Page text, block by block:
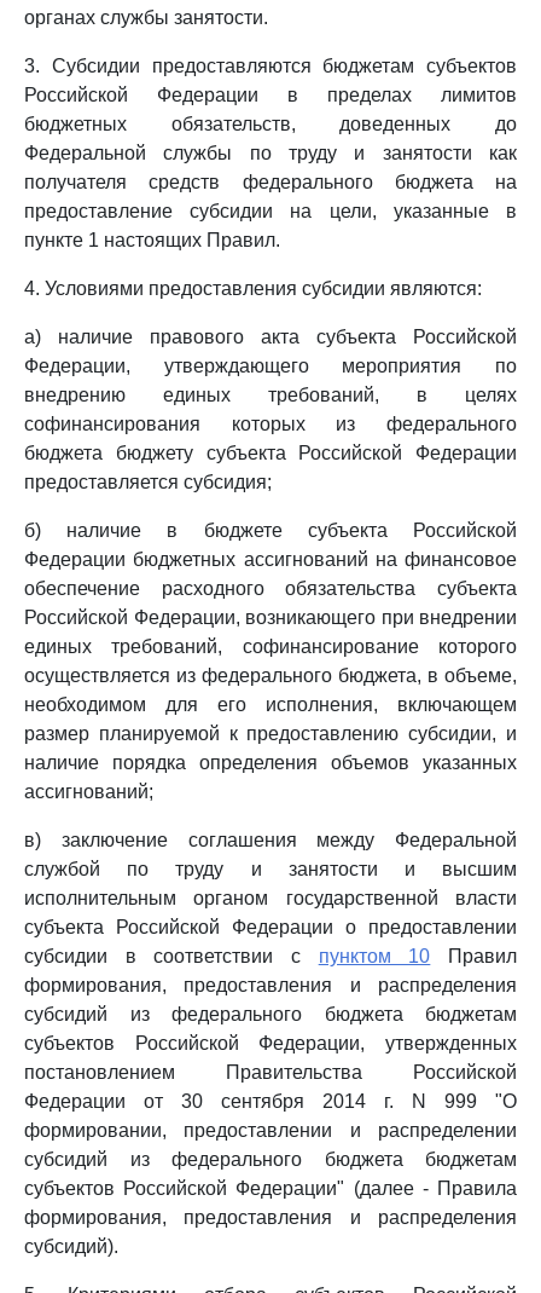
органах службы занятости.
3. Субсидии предоставляются бюджетам субъектов
Российской Федерации в пределах лимитов
бюджетных обязательств, доведенных до
Федеральной службы по труду и занятости как
получателя средств федерального бюджета на
предоставление субсидии на цели, указанные в
пункте 1 настоящих Правил.
4. Условиями предоставления субсидии являются:
а) наличие правового акта субъекта Российской
Федерации, утверждающего мероприятия по
внедрению единых требований, в целях
софинансирования которых из федерального
бюджета бюджету субъекта Российской Федерации
предоставляется субсидия;
б) наличие в бюджете субъекта Российской
Федерации бюджетных ассигнований на финансовое
обеспечение расходного обязательства субъекта
Российской Федерации, возникающего при внедрении
единых требований, софинансирование которого
осуществляется из федерального бюджета, в объеме,
необходимом для его исполнения, включающем
размер планируемой к предоставлению субсидии, и
наличие порядка определения объемов указанных
ассигнований;
в) заключение соглашения между Федеральной
службой по труду и занятости и высшим
исполнительным органом государственной власти
субъекта Российской Федерации о предоставлении
субсидии в соответствии с пунктом 10 Правил
формирования, предоставления и распределения
субсидий из федерального бюджета бюджетам
субъектов Российской Федерации, утвержденных
постановлением Правительства Российской
Федерации от 30 сентября 2014 г. N 999 "О
формировании, предоставлении и распределении
субсидий из федерального бюджета бюджетам
субъектов Российской Федерации" (далее - Правила
формирования, предоставления и распределения
субсидий).